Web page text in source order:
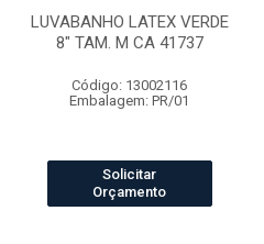
LUVABANHO LATEX VERDE
8" TAM. M CA 41737
Código: 13002116
Embalagem: PR/01
Solicitar
Orçamento